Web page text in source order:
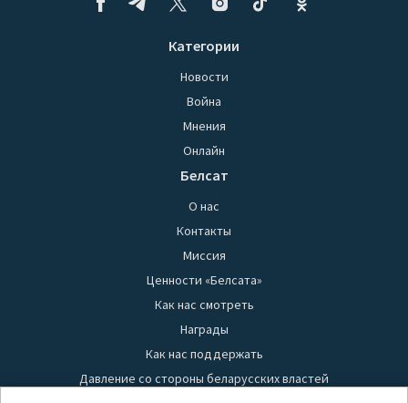
Категории
Новости
Война
Мнения
Онлайн
Белсат
О нас
Контакты
Миссия
Ценности «Белсата»
Как нас смотреть
Награды
Как нас поддержать
Давление со стороны беларусских властей